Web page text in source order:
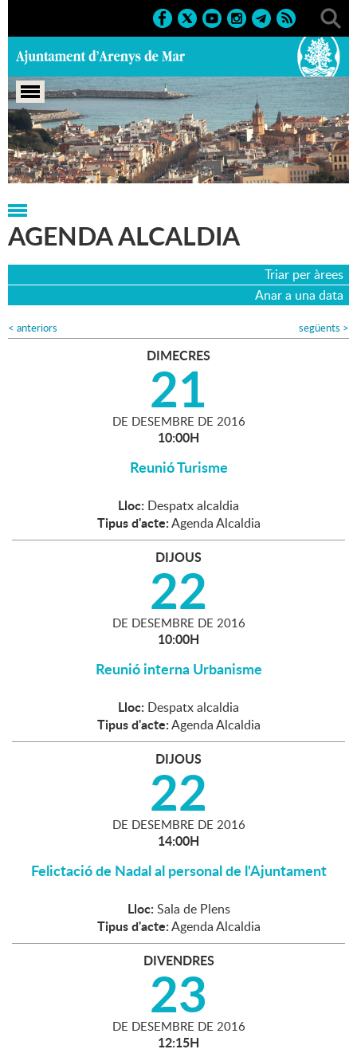
Portada > Agenda > Agenda Alcaldia > 21-12-2016
AGENDA ALCALDIA
Triar per àrees
Anar a una data
< anteriors següents >
DIMECRES
21
DE DESEMBRE DE 2016
10:00H
Reunió Turisme
Lloc: Despatx alcaldia
Tipus d'acte:Agenda Alcaldia
DIJOUS
22
DE DESEMBRE DE 2016
10:00H
Reunió interna Urbanisme
Lloc: Despatx alcaldia
Tipus d'acte:Agenda Alcaldia
DIJOUS
22
DE DESEMBRE DE 2016
14:00H
Felictació de Nadal al personal de l'Ajuntament
Lloc: Sala de Plens
Tipus d'acte:Agenda Alcaldia
DIVENDRES
23
DE DESEMBRE DE 2016
12:15H